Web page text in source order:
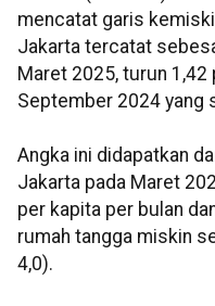
mencatat garis
Jakarta tercatat
Maret 2025, turun
September 2024 yang
Angka ini didapatkan
Jakarta pada Maret
per kapita per bulan
rumah tangga miskin
4,0).